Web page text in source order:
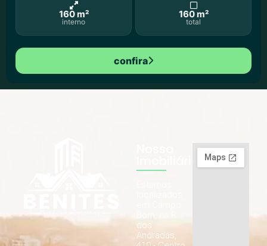
160 m²
interno
160 m²
total
confira
dos
Andradas,